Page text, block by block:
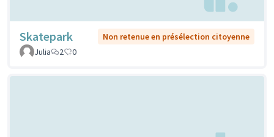
Skatepark
Non retenue en présélection citoyenne
Julia
2 0